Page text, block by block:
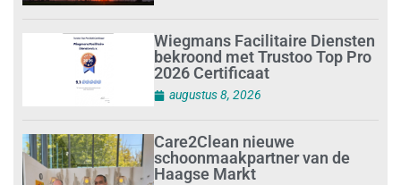
Wiegmans Facilitaire Diensten
bekroond met Trustoo Top Pro
2026 Certificaat
augustus 8, 2026
Care2Clean nieuwe
schoonmaakpartner van de
Haagse Markt